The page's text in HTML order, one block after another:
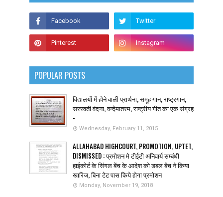
POPULAR POSTS
विद्यालयों में होने वाली प्रार्थना, समूह गान, राष्ट्रगान,
सरस्वती वंदना, वन्देमातरम, राष्ट्रीय गीत का एक संग्रह
-
Wednesday, February 11, 2015
ALLAHABAD HIGHCOURT, PROMOTION, UPTET,
DISMISSED : प्रमोशन मे टीईटी अनिवार्य सम्बंधी
हाईकोर्ट के सिंगल बेंच के आदेश को डबल बेंच ने किया
खारिज, बिना टेट पास किये होगा प्रमोशन
Monday, November 19, 2018